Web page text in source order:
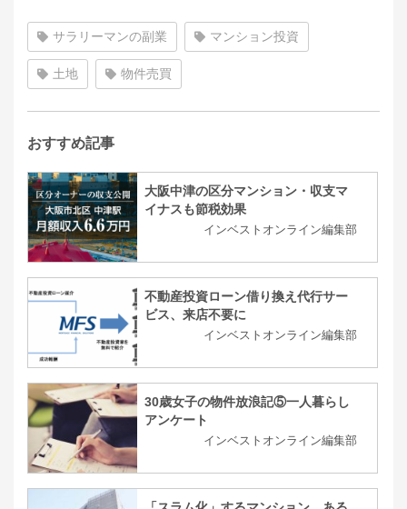
サラリーマンの副業 マンション投資
土地 物件売買
おすすめ記事
大阪中津の区分マンション・収支マ
イナスも節税効果
インベストオンライン編集部
不動産投資ローン借り換え代行サー
ビス、来店不要に
インベストオンライン編集部
30歳女子の物件放浪記⑤一人暮らし
アンケート
インベストオンライン編集部